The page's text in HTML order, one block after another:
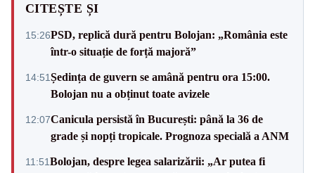
CITEȘTE ȘI
15:26PSD, replică dură pentru Bolojan: „România este
într-o situație de forță majoră”
14:51Ședința de guvern se amână pentru ora 15:00.
Bolojan nu a obținut toate avizele
12:07Canicula persistă în București: până la 36 de
grade și nopți tropicale. Prognoza specială a ANM
11:51Bolojan, despre legea salarizării: „Ar putea fi